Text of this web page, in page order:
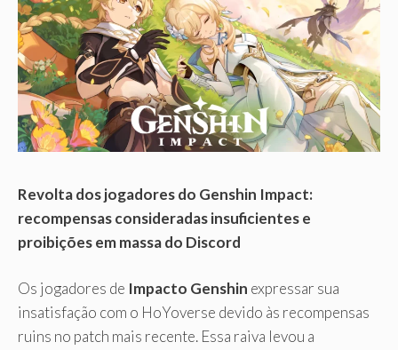
Revolta dos jogadores do Genshin Impact:
recompensas consideradas insuficientes e
proibições em massa do Discord
Os jogadores de Impacto Genshin expressar sua
insatisfação com o HoYoverse devido às recompensas
ruins no patch mais recente. Essa raiva levou a